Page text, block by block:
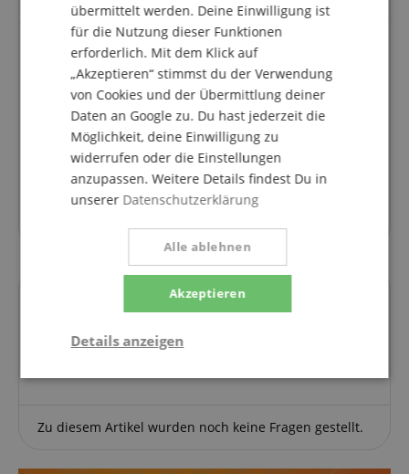
Bewertung nach langer Nutzungszeit
Bewertung vonLudwig Papa Lu vom 20.05.2023
VariantePronomic KB-250R-V2 Kabelbinder Klett 250mm mit Ring
10er Pack
verifizierter Kauf
Neu ist Vieles gut. Wie sieht es nach intensiver
Nutzung aus? Die Kabelbinder halten und sind wieder
Fragen zum Artikel
Stelle eine Frage
Zu diesem Artikel wurden noch keine Fragen gestellt.
übermittelt werden. Deine Einwilligung ist
für die Nutzung dieser Funktionen
erforderlich. Mit dem Klick auf
„Akzeptieren“ stimmst du der Verwendung
von Cookies und der Übermittlung deiner
Daten an Google zu. Du hast jederzeit die
Möglichkeit, deine Einwilligung zu
widerrufen oder die Einstellungen
anzupassen. Weitere Details findest Du in
unserer Datenschutzerklärung
Akzeptieren
Alle ablehnen
Details anzeigen
Statistik Marketing Funktional